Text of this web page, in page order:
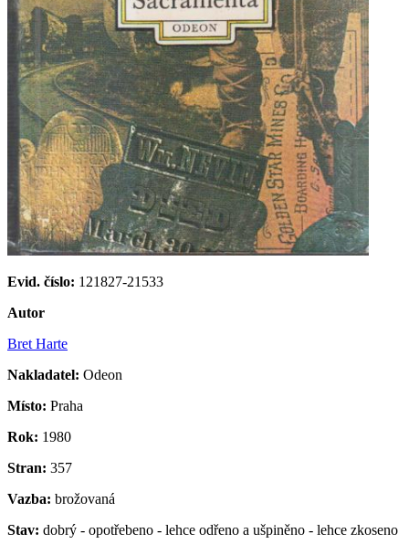
Evid. číslo: 121827-21533
Autor
Bret Harte
Nakladatel: Odeon
Místo: Praha
Rok: 1980
Stran: 357
Vazba: brožovaná
Stav: dobrý - opotřebeno - lehce odřeno a ušpiněno - lehce zkoseno